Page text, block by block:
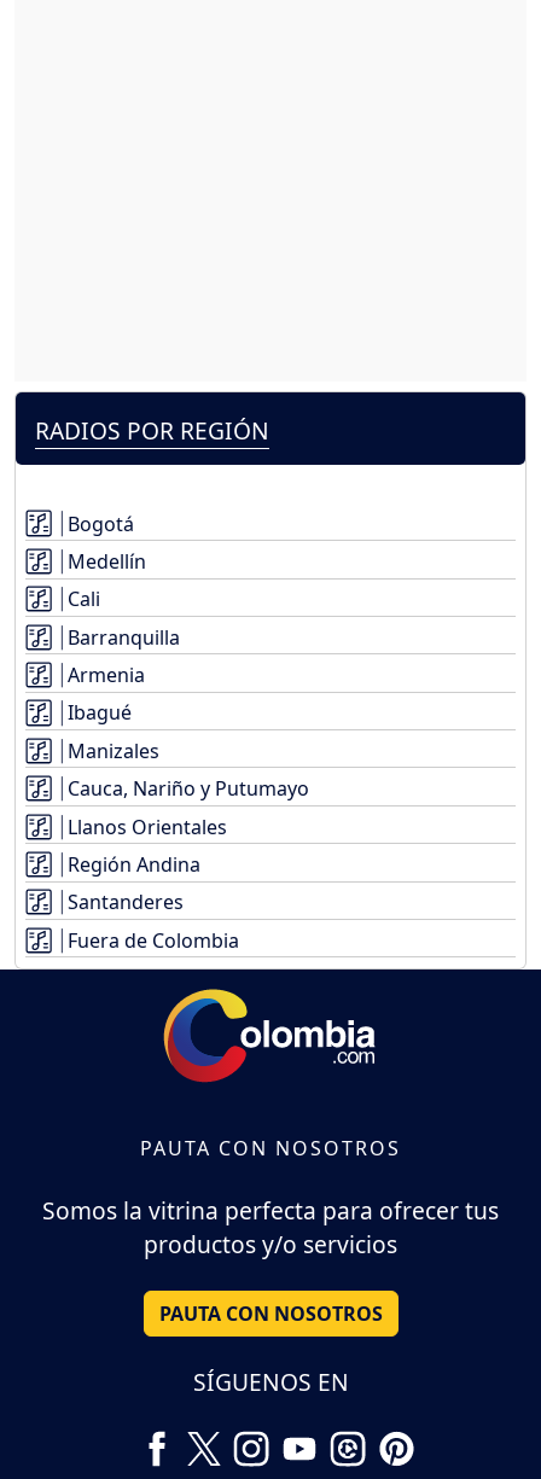
RADIOS POR REGIÓN
Bogotá
Medellín
Cali
Barranquilla
Armenia
Ibagué
Manizales
Cauca, Nariño y Putumayo
Llanos Orientales
Región Andina
Santanderes
Fuera de Colombia
PAUTA CON NOSOTROS
Somos la vitrina perfecta para ofrecer tus
productos y/o servicios
PAUTA CON NOSOTROS
SÍGUENOS EN